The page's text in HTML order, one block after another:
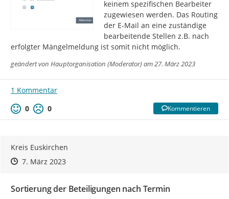
keinem spezifischen Bearbeiter
zugewiesen werden. Das Routing
der E-Mail an eine zuständige
bearbeitende Stellen z.B. nach
erfolgter Mängelmeldung ist somit nicht möglich.
geändert von Hauptorganisation (Moderator)am 27. März 2023
1 Kommentar
0
0 Kommentieren
Kreis Euskirchen
Zeitpunkt des Erstellens
Zeitpunkt des Erstellens
7. März 2023Zur Äußerung
Sortierung der Beteiligungen nach Termin